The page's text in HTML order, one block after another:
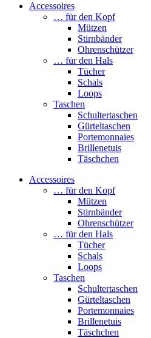
Accessoires
… für den Kopf
Mützen
Stirnbänder
Ohrenschützer
… für den Hals
Tücher
Schals
Loops
Taschen
Schultertaschen
Gürteltaschen
Portemonnaies
Brillenetuis
Täschchen
Accessoires
… für den Kopf
Mützen
Stirnbänder
Ohrenschützer
… für den Hals
Tücher
Schals
Loops
Taschen
Schultertaschen
Gürteltaschen
Portemonnaies
Brillenetuis
Täschchen